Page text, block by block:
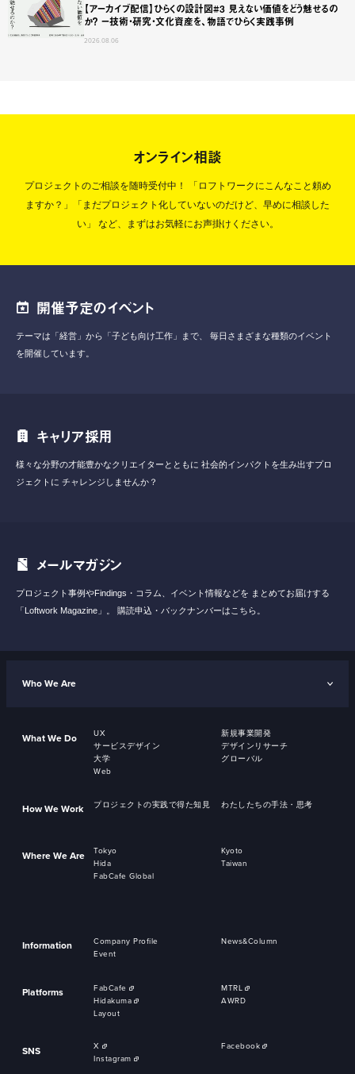
【アーカイブ配信】ひらくの設計図#3 見えない価値をどう魅せるの
か？ ー技術・研究・文化資産を、物語でひらく実践事例
2026.08.06
オンライン相談
プロジェクトのご相談を随時受付中！
「ロフトワークにこんなこと頼め
ますか？」「まだプロジェクト化していないのだけど、早めに相談した
い」
など、まずはお気軽にお声掛けください。
開催予定のイベント
テーマは「経営」から「子ども向け工作」まで、
毎日さまざまな種類のイベント
を開催しています。
キャリア採用
様々な分野の才能豊かなクリエイターとともに 社会的インパクトを生み出すプロ
ジェクトに チャレンジしませんか？
メールマガジン
プロジェクト事例やFindings・コラム、イベント情報などを まとめてお届けする
「Loftwork Magazine」。
購読申込・バックナンバーはこちら。
Who We Are
What We Do UX
新規事業開発
サービスデザイン
デザインリサーチ
大学
グローバル
Web
How We Work プロジェクトの実践で得た知見 わたしたちの手法・思考
Where We Are Tokyo
Kyoto
Hida
Taiwan
FabCafe Global
Information Company Profile
News&Column
Event
Platforms FabCafe
MTRL
Hidakuma
AWRD
Layout
SNS X
Facebook
Instagram